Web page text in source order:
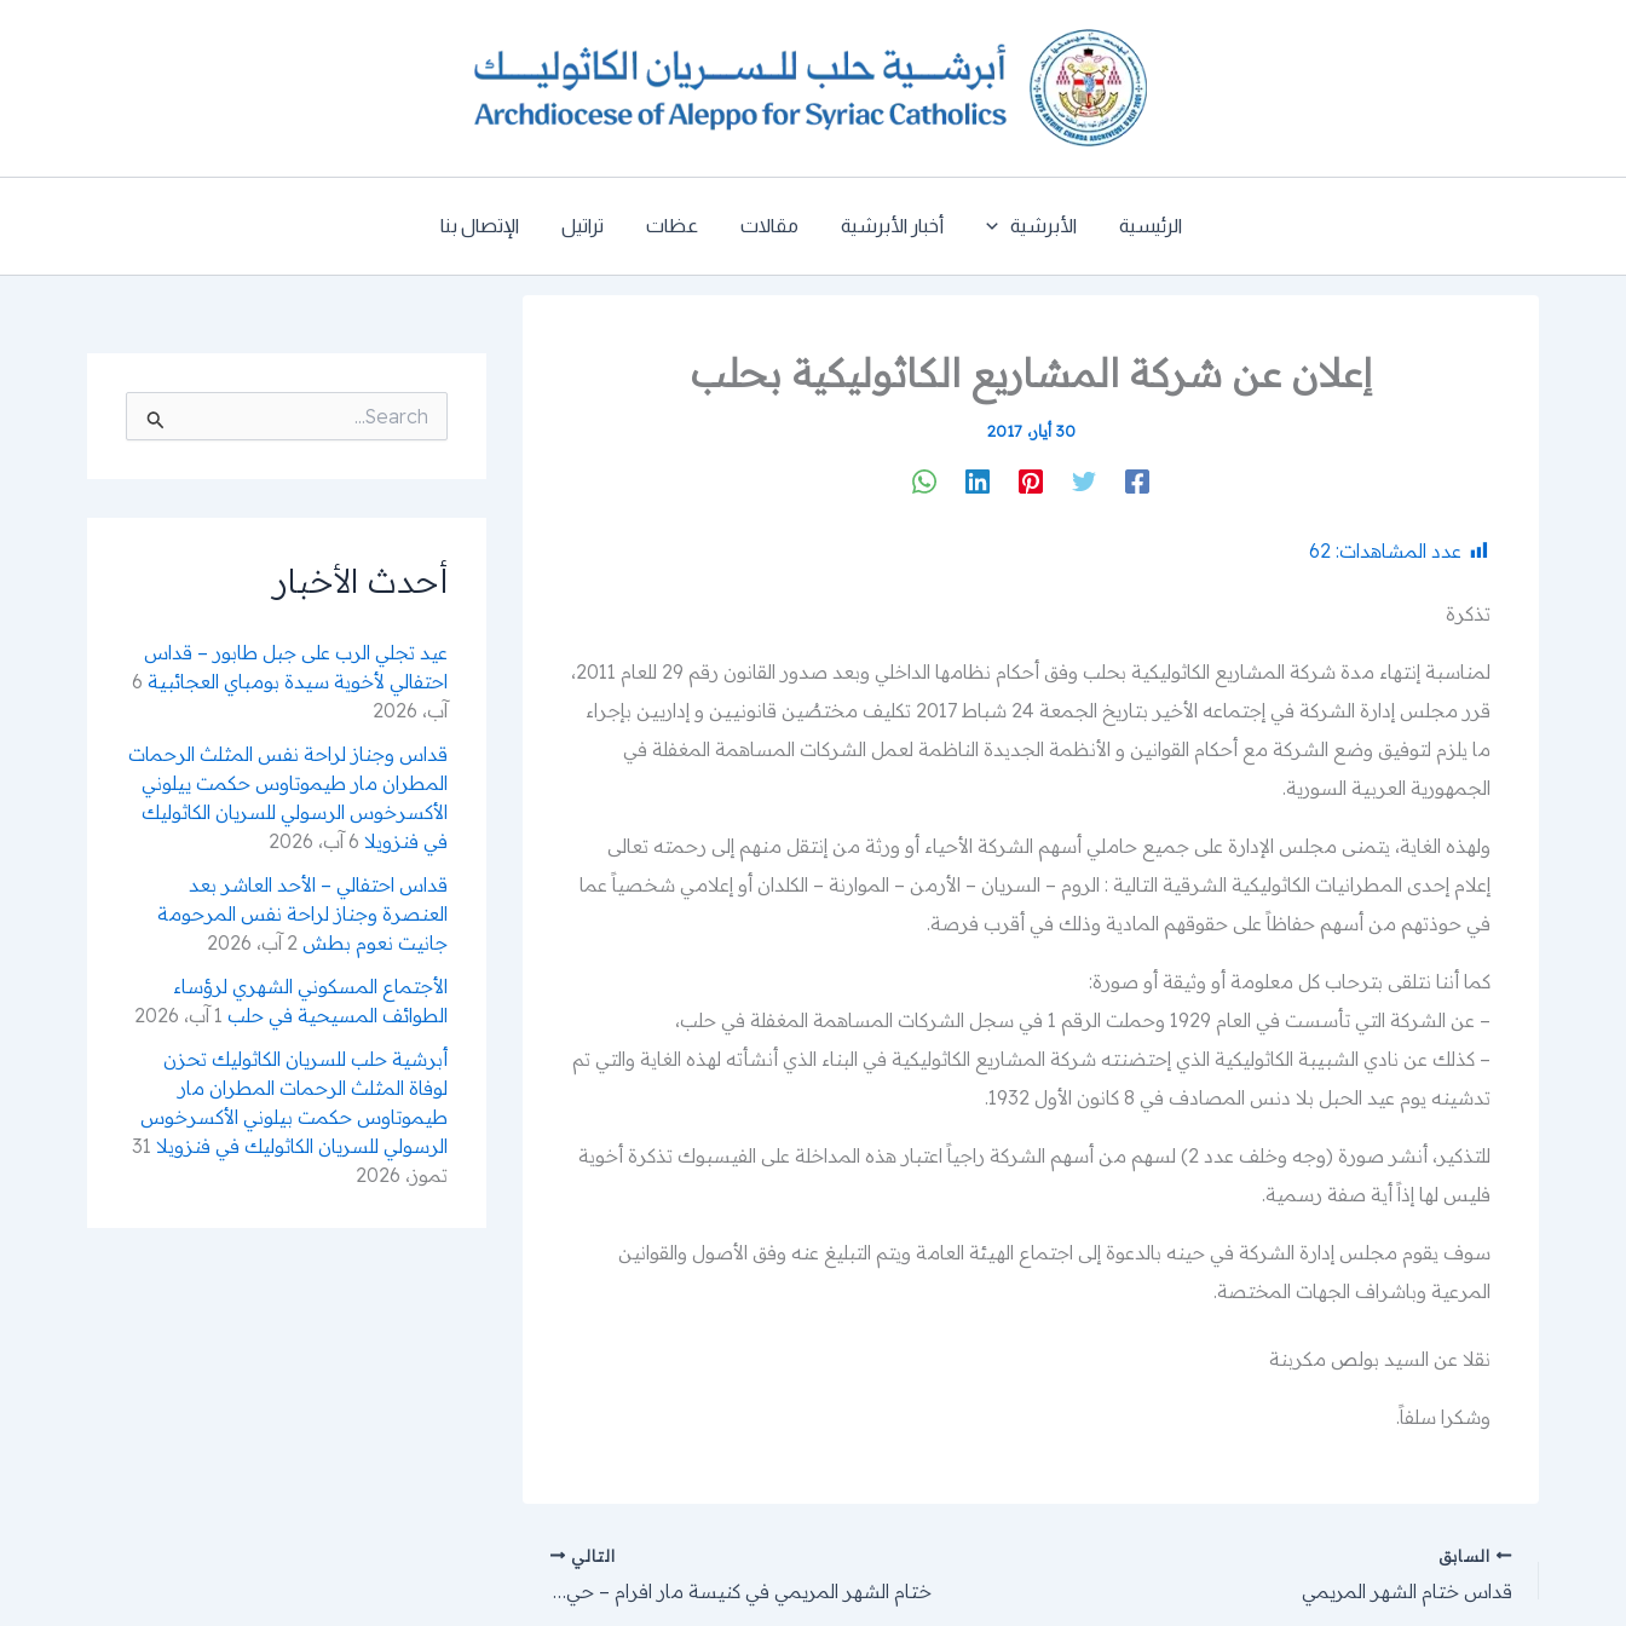
الرئيسية الأبرشية أخبار الأبرشية مقالات عظات تراتيل الإتصال بنا
إعلان عن شركة المشاريع الكاثوليكية بحلب
30 أيار، 2017
عدد المشاهدات: 62
تذكرة
لمناسبة إنتهاء مدة شركة المشاريع الكاثوليكية بحلب وفق أحكام نظامها الداخلي وبعد صدور القانون رقم 29 للعام 2011،
قرر مجلس إدارة الشركة في إجتماعه الأخير بتاريخ الجمعة 24 شباط 2017 تكليف مختصٌين قانونيين و إداريين بإجراء
ما يلزم لتوفيق وضع الشركة مع أحكام القوانين و الأنظمة الجديدة الناظمة لعمل الشركات المساهمة المغفلة في
الجمهورية العربية السورية.
ولهذه الغاية، يتمنى مجلس الإدارة على جميع حاملي أسهم الشركة الأحياء أو ورثة من إنتقل منهم إلى رحمته تعالى
إعلام إحدى المطرانيات الكاثوليكية الشرقية التالية : الروم – السريان – الأرمن – الموارنة – الكلدان أو إعلامي شخصياً عما
في حوذتهم من أسهم حفاظاً على حقوقهم المادية وذلك في أقرب فرصة.
كما أننا نتلقى بترحاب كل معلومة أو وثيقة أو صورة:
– عن الشركة التي تأسست في العام 1929 وحملت الرقم 1 في سجل الشركات المساهمة المغفلة في حلب،
– كذلك عن نادي الشبيبة الكاثوليكية الذي إحتضنته شركة المشاريع الكاثوليكية في البناء الذي أنشأته لهذه الغاية والتي تم
تدشينه يوم عيد الحبل بلا دنس المصادف في 8 كانون الأول 1932.
للتذكير، أنشر صورة (وجه وخلف عدد 2) لسهم من أسهم الشركة راجياً اعتبار هذه المداخلة على الفيسبوك تذكرة أخوية
فليس لها إذاً أية صفة رسمية.
سوف يقوم مجلس إدارة الشركة في حينه بالدعوة إلى اجتماع الهيئة العامة ويتم التبليغ عنه وفق الأصول والقوانين
المرعية وباشراف الجهات المختصة.
نقلا عن السيد بولص مكربنة
وشكرا سلفاً.
السابق
قداس ختام الشهر المريمي
التالي
ختام الشهر المريمي في كنيسة مار افرام – حي السريان
:أحدث الأخبار
عيد تجلي الرب على جبل طابور – قداس
احتفالي لأخوية سيدة بومباي العجائبية 6
آب، 2026
قداس وجناز لراحة نفس المثلث الرحمات
المطران مار طيموتاوس حكمت ييلوني
الأكسرخوس الرسولي للسريان الكاثوليك
في فنزويلا 6 آب، 2026
قداس احتفالي – الأحد العاشر بعد
العنصرة وجناز لراحة نفس المرحومة
جانيت نعوم بطش 2 آب، 2026
الأجتماع المسكوني الشهري لرؤساء
الطوائف المسيحية في حلب 1 آب، 2026
أبرشية حلب للسريان الكاثوليك تحزن
لوفاة المثلث الرحمات المطران مار
طيموتاوس حكمت بيلوني الأكسرخوس
الرسولي للسريان الكاثوليك في فنزويلا 31
تموز، 2026